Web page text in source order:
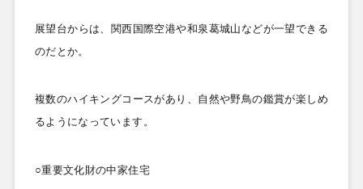
展望台からは、関西国際空港や和泉葛城山などが一望できる
のだとか。
複数のハイキングコースがあり、自然や野鳥の鑑賞が楽しめ
るようになっています。
○重要文化財の中家住宅